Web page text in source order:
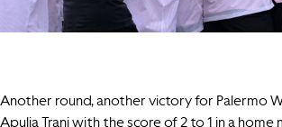
Another round, another victory for Palermo
Apulia Trani with the score of 2 to 1 in a